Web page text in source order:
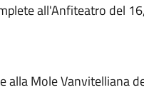
all'Anfiteatro del
alla Mole Vanvitelliana